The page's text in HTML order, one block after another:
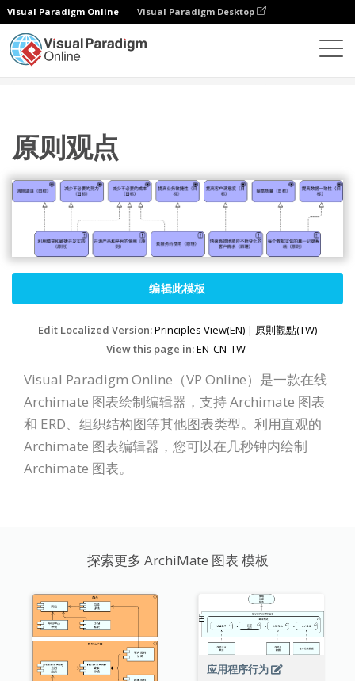
Visual Paradigm Online Visual Paradigm Desktop
原则观点
编辑此模板
Edit Localized Version:Principles View(EN) | 原則觀點(TW)
View this page in:EN CN TW
Visual Paradigm Online（VP Online）是一款在线
Archimate 图表绘制编辑器，支持 Archimate 图表
和 ERD、组织结构图等其他图表类型。利用直观的
Archimate 图表编辑器，您可以在几秒钟内绘制
Archimate 图表。
探索更多 ArchiMate 图表 模板
应用程序行为